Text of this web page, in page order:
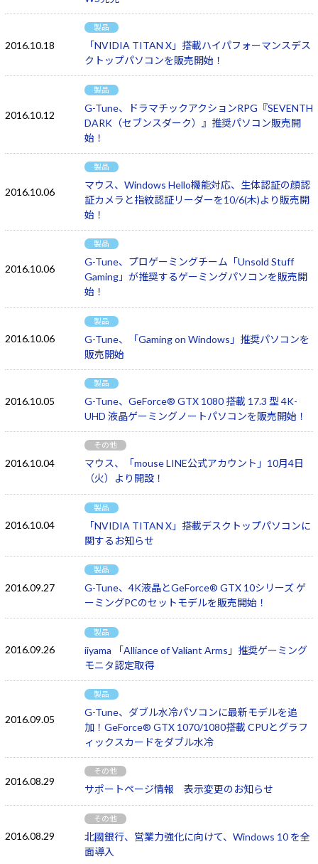
2016.10.18
製品
「NVIDIA TITAN X」搭載ハイパフォーマンスデス
クトップパソコンを販売開始！
2016.10.12
製品
G-Tune、ドラマチックアクションRPG『SEVENTH
DARK（セブンスダーク）』推奨パソコン販売開
始！
2016.10.06
製品
マウス、Windows Hello機能対応、生体認証の顔認
証カメラと指紋認証リーダーを10/6(木)より販売開
始！
2016.10.06
製品
G-Tune、プロゲーミングチーム「Unsold Stuff
Gaming」が推奨するゲーミングパソコンを販売開
始！
2016.10.06
製品
G-Tune、「Gaming on Windows」推奨パソコンを
販売開始
2016.10.05
製品
G-Tune、GeForce® GTX 1080 搭載 17.3 型 4K-
UHD 液晶ゲーミングノートパソコンを販売開始！
2016.10.04
その他
マウス、「mouse LINE公式アカウント」10月4日
（火）より開設！
2016.10.04
製品
「NVIDIA TITAN X」搭載デスクトップパソコンに
関するお知らせ
2016.09.27
製品
G-Tune、4K液晶とGeForce® GTX 10シリーズ ゲ
ーミングPCのセットモデルを販売開始！
2016.09.26
製品
iiyama 「Alliance of Valiant Arms」推奨ゲーミング
モニタ認定取得
2016.09.05
製品
G-Tune、ダブル水冷パソコンに最新モデルを追
加！GeForce® GTX 1070/1080搭載 CPUとグラフ
ィックスカードをダブル水冷
2016.08.29
その他
サポートページ情報 表示変更のお知らせ
2016.08.29
その他
北國銀行、営業力強化に向けて、Windows 10 を全
面導入